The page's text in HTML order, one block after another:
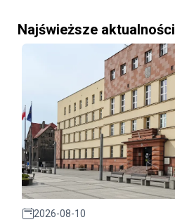
Najświeższe aktualności
2026-08-10